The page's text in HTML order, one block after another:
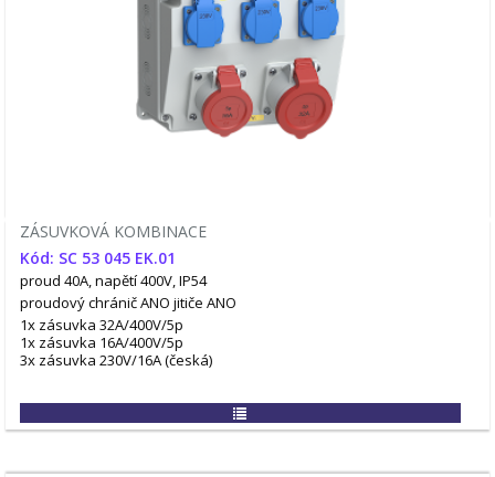
ZÁSUVKOVÁ KOMBINACE
Kód: SC 53 045 EK.01
proud 40A, napětí 400V, IP54
proudový chránič ANO jitiče ANO
1x zásuvka 32A/400V/5p
1x zásuvka 16A/400V/5p
3x zásuvka 230V/16A (česká)